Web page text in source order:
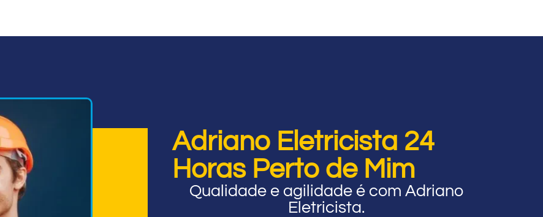
Adriano Eletricista 24
Horas Perto de Mim
Qualidade e agilidade é com Adriano
Eletricista.